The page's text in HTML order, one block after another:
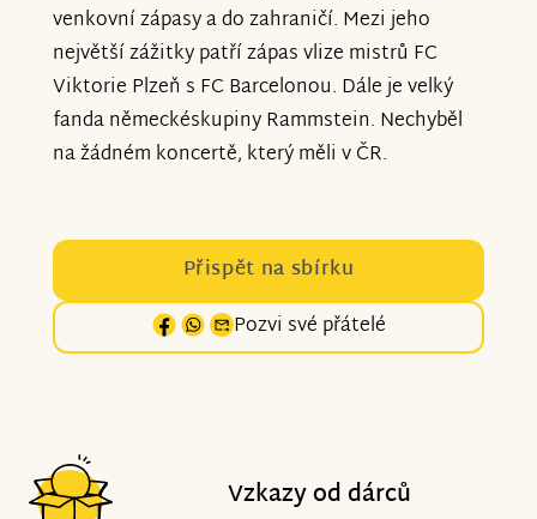
venkovní zápasy a do zahraničí. Mezi jeho
největší zážitky patří zápas vlize mistrů FC
Viktorie Plzeň s FC Barcelonou. Dále je velký
fanda německéskupiny Rammstein. Nechyběl
na žádném koncertě, který měli v ČR.
Přispět na sbírku
Pozvi své přátelé
Vzkazy od dárců